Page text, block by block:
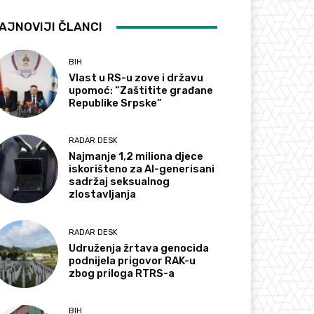
ČLANCI
BIH
Vlast u RS-u zove i državu
upomoć: “Zaštitite građane
Republike Srpske”
RADAR DESK
Najmanje 1,2 miliona djece
iskorišteno za AI-generisani
sadržaj seksualnog
zlostavljanja
RADAR DESK
Udruženja žrtava genocida
podnijela prigovor RAK-u
zbog priloga RTRS-a
BIH